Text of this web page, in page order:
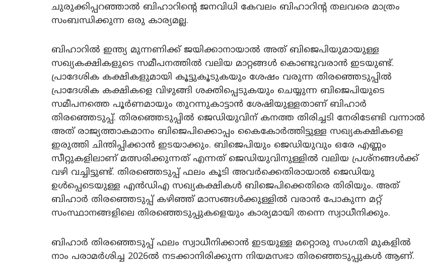
ചുരുക്കിപ്പറഞ്ഞാൽ ബിഹാറിന്റെ ജനവിധി കേവലം ബിഹാറിന്റ തലവരെ മാത്രം
സംബന്ധിക്കുന്ന ഒരു കാര്യമല്ല.
ബിഹാറിൽ ഇന്ത്യ മുന്നണിക്ക് ജയിക്കാനായാൽ അത് ബിജെപിയുമായുള്ള
സഖ്യകക്ഷികളുടെ സമീപനത്തിൽ വലിയ മാറ്റങ്ങൾ കൊണ്ടുവരാൻ ഇടയുണ്ട്.
പ്രാദേശിക കക്ഷികളുമായി കൂട്ടുകൂടുകയും ശേഷം വരുന്ന തിരഞ്ഞെടുപ്പിൽ
പ്രാദേശിക കക്ഷികളെ വിഴുങ്ങി ശക്തിപ്പെടുകയും ചെയ്യുന്ന ബിജെപിയുടെ
സമീപനത്തെ പൂർണമായും തുറന്നുകാട്ടാൻ ശേഷിയുള്ളതാണ് ബിഹാർ
തിരഞ്ഞെടുപ്പ്. തിരഞ്ഞെടുപ്പിൽ ജെഡിയുവിന് കനത്ത തിരിച്ചടി നേരിടേണ്ടി വന്നാൽ
അത് രാജ്യത്താകമാനം ബിജെപിക്കൊപ്പം കൈകോർത്തിട്ടുള്ള സഖ്യകക്ഷികളെ
ഇരുത്തി ചിന്തിപ്പിക്കാൻ ഇടയാക്കും. ബിജെപിയും ജെഡിയുവും ഒരേ എണ്ണം
സീറ്റുകളിലാണ് മത്സരിക്കുന്നത് എന്നത് ജെഡിയുവിനുള്ളിൽ വലിയ പ്രശ്നങ്ങൾക്ക്
വഴി വച്ചിട്ടുണ്ട്. തിരഞ്ഞെടുപ്പ് ഫലം കൂടി അവർക്കെതിരായാൽ ജെഡിയു
ഉൾപ്പെടെയുള്ള എൻഡിഎ സഖ്യകക്ഷികൾ ബിജെപിക്കെതിരെ തിരിയും. അത്
ബിഹാർ തിരഞ്ഞെടുപ്പ് കഴിഞ്ഞ് മാസങ്ങൾക്കുള്ളിൽ വരാൻ പോകുന്ന മറ്റ്
സംസ്ഥാനങ്ങളിലെ തിരഞ്ഞെടുപ്പുകളെയും കാര്യമായി തന്നെ സ്വാധീനിക്കും.
ബിഹാർ തിരഞ്ഞെടുപ്പ് ഫലം സ്വാധീനിക്കാൻ ഇടയുള്ള മറ്റൊരു സംഗതി മുകളിൽ
നാം പരാമർശിച്ച 2026ൽ നടക്കാനിരിക്കുന്ന നിയമസഭാ തിരഞ്ഞെടുപ്പുകൾ ആണ്.